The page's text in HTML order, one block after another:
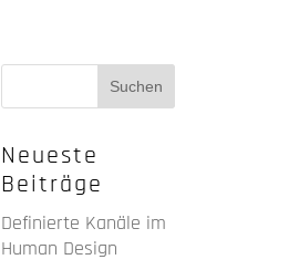
Neueste
Beiträge
Definierte Kanäle im
Human Design